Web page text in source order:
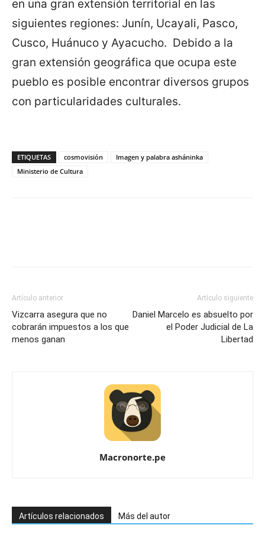
en una gran extensión territorial en las
siguientes regiones: Junín, Ucayali, Pasco,
Cusco, Huánuco y Ayacucho. Debido a la
gran extensión geográfica que ocupa este
pueblo es posible encontrar diversos grupos
con particularidades culturales.
ETIQUETAS cosmovisión
Imagen y palabra asháninka
Ministerio de Cultura
Artículo anterior
Vizcarra asegura que no
cobrarán impuestos a los que
menos ganan
Artículo siguiente
Daniel Marcelo es absuelto por
el Poder Judicial de La
Libertad
Macronorte.pe
Artículos relacionados Más del autor